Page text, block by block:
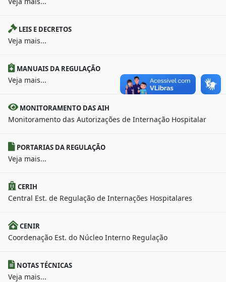
LEIS E DECRETOS
Veja mais...
MANUAIS DA REGULAÇÃO
Veja mais...
MONITORAMENTO DAS AIH
Monitoramento das Autorizações de Internação Hospitalar
PORTARIAS DA REGULAÇÃO
Veja mais...
CERIH
Central Est. de Regulação de Internações Hospitalares
CENIR
Coordenação Est. do Núcleo Interno Regulação
NOTAS TÉCNICAS
Veja mais...